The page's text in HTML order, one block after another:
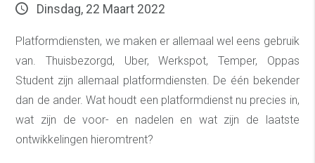
Dinsdag, 22 Maart 2022
Platformdiensten, we maken er allemaal wel eens gebruik
van. Thuisbezorgd, Uber, Werkspot, Temper, Oppas
Student zijn allemaal platformdiensten. De één bekender
dan de ander. Wat houdt een platformdienst nu precies in,
wat zijn de voor- en nadelen en wat zijn de laatste
ontwikkelingen hieromtrent?